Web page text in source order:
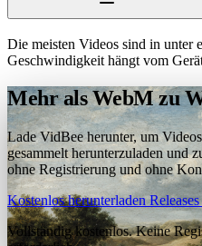
Die meisten Videos sind in unter
Geschwindigkeit hängt vom
Mehr als WebM zu
Lade VidBee herunter, um
gesammelt herunterzuladen und
ohne Registrierung und ohne
Kostenlos herunterladen
Vollständig kostenlos. Keine